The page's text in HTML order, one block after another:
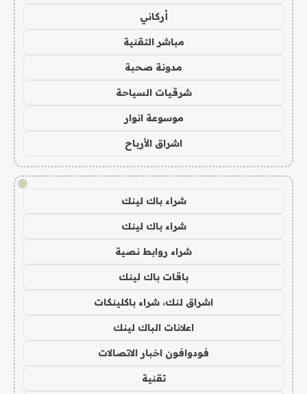
أركاني
مباشر التقنية
مدونة صحبة
شرقيات السياحة
موسوعة انوار
اشراق الأرباح
!
شراء باك لينك
شراء باك لينك
شراء روابط نصية
باقات باك لينك
اشراق لنك، شراء باكلينكات
اعلانات الباك لينك
فودوافون اخبار الاتصالات
تقنية